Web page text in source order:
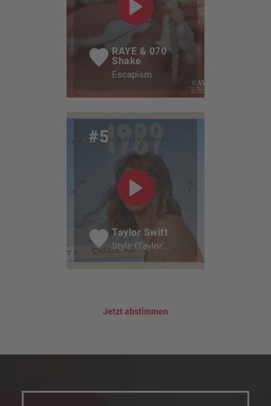
RAYE & 070
Shake
Escapism
#5
Taylor Swift
Style (Taylor'...
Jetzt abstimmen